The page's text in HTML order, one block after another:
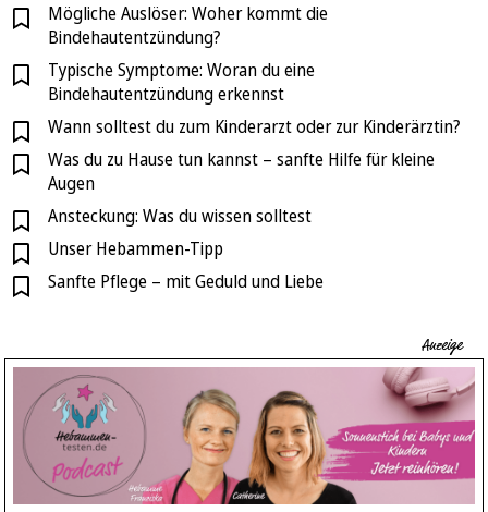
Mögliche Auslöser: Woher kommt die
Bindehautentzündung?
Typische Symptome: Woran du eine
Bindehautentzündung erkennst
Wann solltest du zum Kinderarzt oder zur Kinderärztin?
Was du zu Hause tun kannst – sanfte Hilfe für kleine
Augen
Ansteckung: Was du wissen solltest
Unser Hebammen-Tipp
Sanfte Pflege – mit Geduld und Liebe